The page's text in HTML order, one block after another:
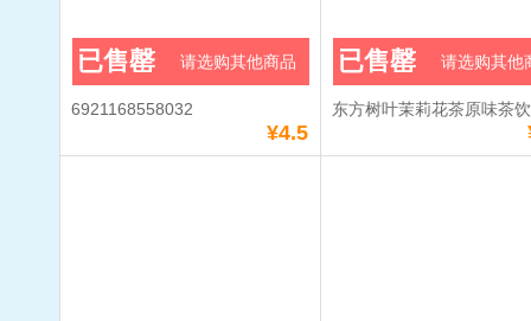
6921168558032
¥4.5
已售罄 请选购其他商品
东方树叶茉莉花茶原味茶
已售罄 请选购其他